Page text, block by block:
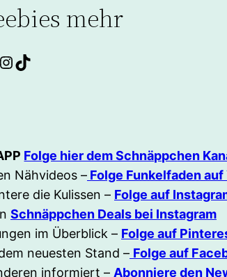
mehr
Instagram
TikTok
Folge hier dem Schnäppchen
Nähvideos – Folge Funkelfaden auf
die Kulissen – Folge auf
Schnäppchen Deals bei Instagram
im Überblick – Folge auf
neuesten Stand – Folge auf
informiert – Abonniere den